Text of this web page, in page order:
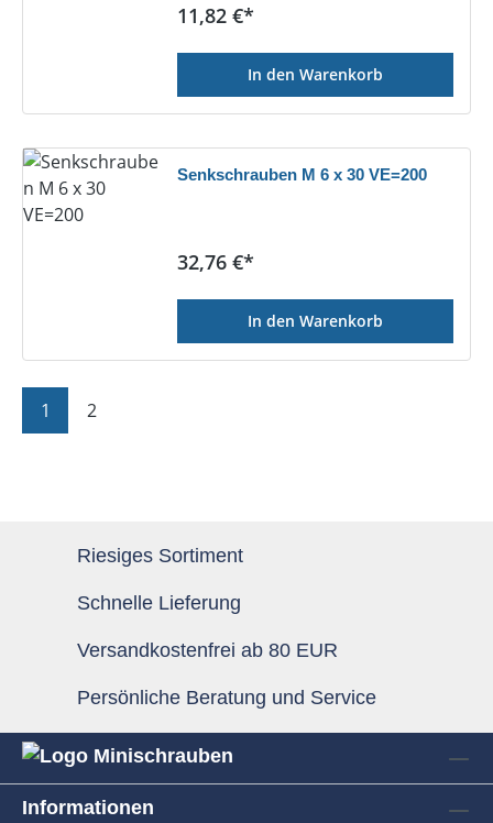
Regulärer Preis:
11,82 €*
In den Warenkorb
Senkschrauben M 6 x 30 VE=200
Regulärer Preis:
32,76 €*
In den Warenkorb
Seite
1 Seite
2
Riesiges Sortiment
Schnelle Lieferung
Versandkostenfrei ab 80 EUR
Persönliche Beratung und Service
Informationen